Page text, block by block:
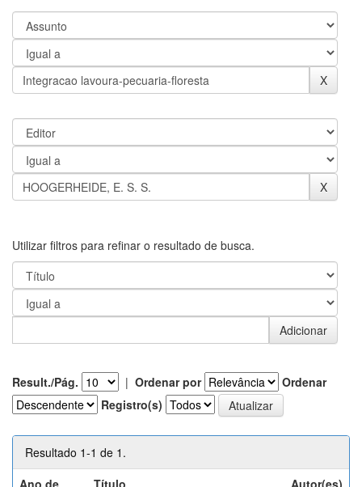
Utilizar filtros para refinar o resultado de busca.
Result./Pág. | Ordenar por
Ordenar
Registro(s)
Resultado 1-1 de 1.
Ano de
Título Autor(es)